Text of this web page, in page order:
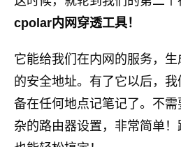
cpolar内网穿透工具！
它能给我们在内网的服务，
的安全地址。有了它以后，
备在任何地点记笔记了。不
杂的路由器设置，非常简单